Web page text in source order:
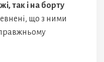
так і на борту
що з ними